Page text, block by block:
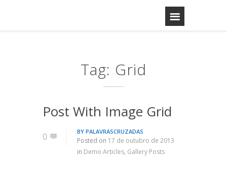
Tag: Grid
Post With Image Grid
0 BY PALAVRASCRUZADAS
Posted on 17 de outubro de 2013
in Demo Articles, Gallery Posts